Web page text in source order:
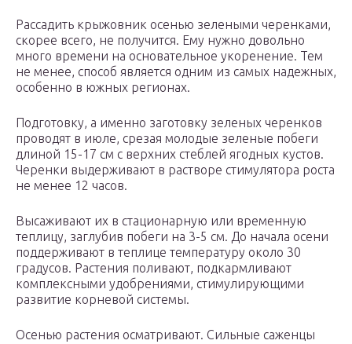
Рассадить крыжовник осенью зелеными черенками,
скорее всего, не получится. Ему нужно довольно
много времени на основательное укоренение. Тем
не менее, способ является одним из самых надежных,
особенно в южных регионах.
Подготовку, а именно заготовку зеленых черенков
проводят в июле, срезая молодые зеленые побеги
длиной 15-17 см с верхних стеблей ягодных кустов.
Черенки выдерживают в растворе стимулятора роста
не менее 12 часов.
Высаживают их в стационарную или временную
теплицу, заглубив побеги на 3-5 см. До начала осени
поддерживают в теплице температуру около 30
градусов. Растения поливают, подкармливают
комплексными удобрениями, стимулирующими
развитие корневой системы.
Осенью растения осматривают. Сильные саженцы